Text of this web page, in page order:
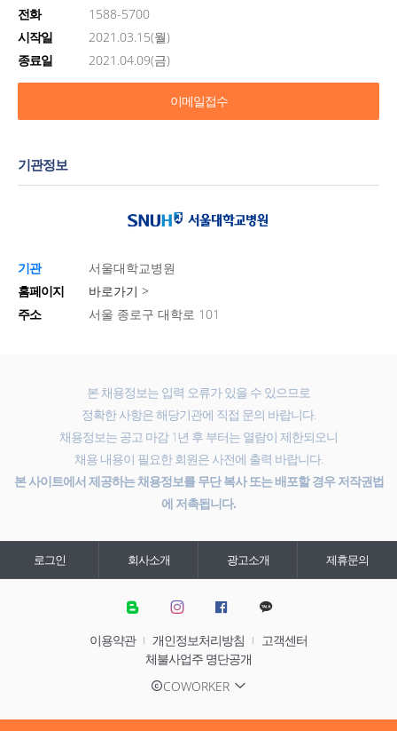
전화
1588-5700
시작일
2021.03.15(월)
종료일
2021.04.09(금)
이메일접수
기관정보
기관
서울대학교병원
홈페이지
바로가기 >
주소
서울 종로구 대학로 101
본 채용정보는 입력 오류가 있을 수 있으므로
정확한 사항은 해당기관에 직접 문의 바랍니다.
채용정보는 공고 마감 1년 후 부터는 열람이 제한되오니
채용 내용이 필요한 회원은 사전에 출력 바랍니다.
본 사이트에서 제공하는 채용정보를 무단 복사 또는 배포할 경우 저작권법
에 저촉됩니다.
로그인 회사소개 광고소개 제휴문의
이용약관 개인정보처리방침
고객센터
체불사업주 명단공개
COWORKER